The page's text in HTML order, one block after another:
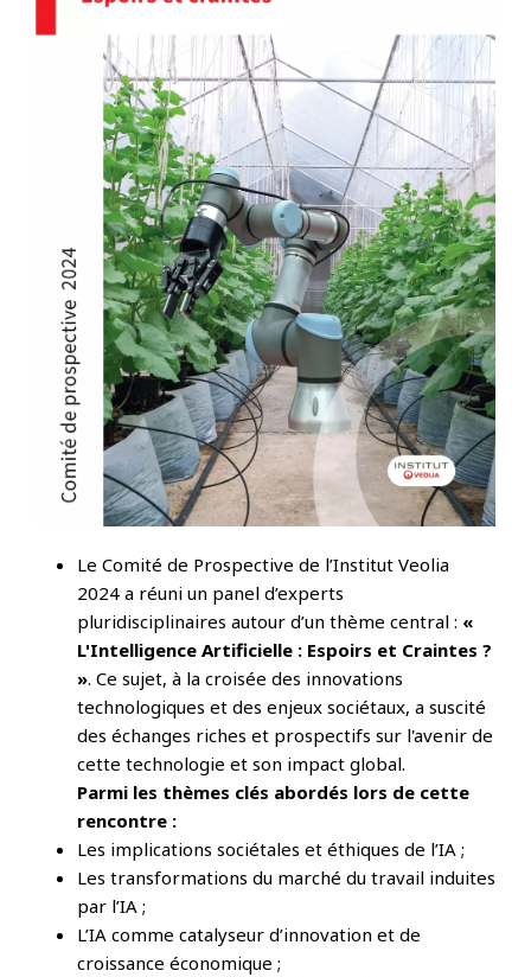
Le Comité de Prospective de l’Institut Veolia
2024 a réuni un panel d’experts
pluridisciplinaires autour d’un thème central : «
L'Intelligence Artificielle : Espoirs et Craintes ?
». Ce sujet, à la croisée des innovations
technologiques et des enjeux sociétaux, a suscité
des échanges riches et prospectifs sur l'avenir de
cette technologie et son impact global.
Parmi les thèmes clés abordés lors de cette
rencontre :
Les implications sociétales et éthiques de l’IA ;
Les transformations du marché du travail induites
par l’IA ;
L’IA comme catalyseur d’innovation et de
croissance économique ;